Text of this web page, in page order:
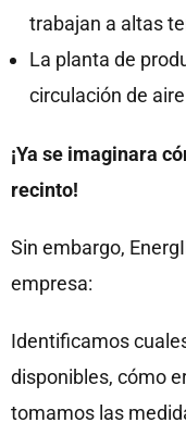
trabajan a altas
La planta de
circulación de
¡Ya se imaginara
recinto!
Sin embargo,
empresa:
Identificamos
disponibles, cómo
tomamos las